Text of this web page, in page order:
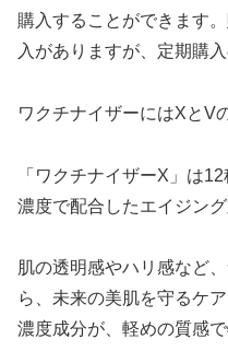
購入することができます
入がありますが、定期購
ワクチナイザーにはXとV
「ワクチナイザーX」は
濃度で配合したエイジン
肌の透明感やハリ感など
ら、未来の美肌を守るケ
濃度成分が、軽めの質感で